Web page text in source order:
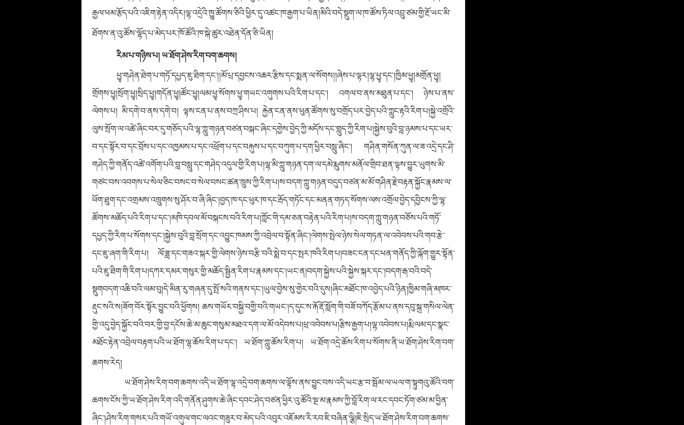
རྒྱལ་ཕམ་རྩོད་པའི་འཇིག་རྟེན་འདིར།ལྷ་འདྲེའི་ཁྱུ་ཚོགས་ཅིའི་ཕྱིར་དུ་འཚང་ཁ་རྒྱག་པ་ཡིན།མིའི་བདེ་སྡུག་ལ་ཁ་ཚོས་ཏིལ་འབྲུ་ཙམ་གྱི་རྔོ་ཡང་མི་
ཐོགས་ན་འུ་ཚོས་ལྷོད་པ་མེད་པར་ཁོ་ཚོའི་ཁ་སྐེ་ཚུར་འཐེན་དོན་ཅི་ཡིན།
རིམ་པ་གཉིས་པ། ཡ་ཐོག་ཤེས་རིག་བག་ཆགས།
ཕྱྭ་གཤེན་ཐེག་པ་གཏོ་དཔྱད་ཇུ་ཐིག་དང་།།མོ་པྲ་དབྱངས་འཆར་རྩིས་དང་སྨན་ལ་སོགས།།ཞེས་པ་ལྟར།ལྷ་ཕྱྭ་དང་།ཁྱིམ་ཕྱྭ།མགྲོན་ཕྱྭ།
གྲོགས་ཕྱྭ།སྲོག་ཕྱྭ།སྲིད་ཕྱྭ།གདོན་ཕྱྭ།ཚོང་ཕྱྭ།ལམ་ཕྱྭ་སོགས་ཕྱྭ་གཡང་འགུགས་པའི་རིག་པ་དང་། འགལ་བ་ནས་མཐུན་པ་དང་། ཉེས་པ་ནས་
ལེགས་པ། མི་དགེ་བ་ནས་དགེ་བ། ལྟས་ངན་པ་ནས་བཀྲ་ཤིས་པ། རྐྱེན་ངན་ནས་ཕུན་ཚོགས་སུ་བགྲོད་པར་བྱེད་པའི་ཀླུང་རྟའི་རིག་པ།སྐྱེ་འགྲོའི་
ལུས་སྲོག་ལ་འཚེ་ཞིང་བར་དུ་གཅོད་པའི་ལྷ་ཀླུ་གཉན་བཙན་བསྐང་ཞིང་དགྱེས་བྱེད་ཀྱི་མདོས་དང་གླུད་ཀྱི་རིག་པ།སྐྱེས་བུའི་བླ་ཉམས་པ་དང་ཡར་
བ་དང་སྟོར་བ་དང་བྲོས་པ་དང་འཁྱམས་པ་དང་འཕྲོག་པ་དང་བརྐུས་པ་དང་བཀུག་པ་དག་ཕྱིར་བསླུ་ཞིང་། གཤིན་གསོན་ཀུན་ལ་ཟ་འདྲེ་དང་ཤི་
གཤེད་ཀྱི་གནོད་འཚེ་འགོག་པའི་བླ་བསླུ་དང་གཤེད་འདུལ་གྱི་རིག་པ།ལྷ་མི་ཀླུ་གཉན་དག་ལ་དམེ་རྨུགས་མནོལ་གྲིབ་ཐན་ལྟས་བྱུར་ཡུགས་མི་
གཙང་བས་འབགས་པ་སེལ་ཅིང་བསང་བ་སེལ་བསང་ཚན་ཁྲུས་ཀྱི་རིག་པ།ས་བདག་ཀླུ་གཉན་བདུད་བཙན་མ་མོ་གཤིན་རྗེ་བརྟན་སྐྱོང་རྣམས་ལ་
ཕོག་ཐུག་དང་འགྲམས་འཁྲུགས་སུ་ཤོར་བ་ཞི་ཞིང་།བྱད་ཁ་དང་ཕུར་ཁ་དང་རྦོད་གཏོང་དང་མནན་གཏད་སོགས་ལས་འགྲོལ་བྱེད་དབྱིངས་ཀྱི་ལྷ་
ཚོགས་མཆོད་པའི་རིག་པ་དང་།མཁི་དབལ་མོ་བསྐངས་བའི་རིག་པ།ཀློང་གི་དམ་ཅན་བརྟེན་པའི་རིག་པ།ས་བདག་ཀླུ་གཉན་བཅོས་པའི་གཏོ་
དཔྱད་ཀྱི་རིག་པ་སོགས་དང་།སྐྱེས་བུའི་བླ་སྲོག་དང་འབྱུང་ཁམས་ཀྱི་འབྲེལ་བ་སྟོན་ཞིང་།ལེགས་སྤེལ་ཉེས་སེལ་གཏན་ལ་འབེབས་པའི་གབ་རྩེ་
དང་ཇུ་ཞག་གི་རིག་པ། ལོ་ཟླ་དང་གཟའ་སྐར་གྱི་ལེགས་ཉེས་བརྩི་བའི་སྨེ་བ་དང་སྤར་ཁའི་རིག་པ།བཟང་ངན་དང་ཕན་གནོད་ཀྱི་ལྐོག་གྱུར་སྟོན་
པའི་ཇུ་ཐིག་གི་རིག་པ།དཀར་དམར་གསུར་གྱི་མཆོད་སྦྱིན་རིག་པ་རྣམས་དང་།ཡང་ན།བདག་སྐྱེས་པའི་སྐྱེས་སྐར་དང་།བདག་རྒ་བའི་བདེ་
སྡུགབདག་འཆི་བའི་ལམ་བུ།དེ་མིན་རུ་གཞན་དུ་སྤོ་སའི་གནས་དང་།ཡུལ་བྱེས་སུ་གྱེར་བའི་དུས།ཞིང་མཐོང་ཁ་འབྱེད་པའི་ཉིན།ཁྱིམ་གཞི་མཁར་
རྡུང་སའི་ས།ཟོག་བོར་སྟོར་བྱུང་བའི་ཕྱོགས། ཆས་གཡོར་བསྐྱི་བགྱི་བའི་གཡང་།ད་དུང་ས་རྐོ་རྡོ་སློག་གི་བཟོ་བཀོད་རྩོམ་པ་ནས་དབུ་སྐྲ་གསིལ་ལེན་
གྱི་འདུ་བྱེད་སྐྱོང་བའི་བར་གྱི་བྱ་དངོས་ཆེ་མ་ཆུང་གསུམ་མཐའ་དག་ལ་མོ་འདེབས་པ།ཕྲ་འབེབས་པ།རྩིས་རྒྱག་པ།ལྷ་འབེབས་པ།རྨི་ལམ་དང་སྣང་
མཐོང་རྟེན་འབྲེལ་བརྟག་པའི་ཡ་ཐོག་ལྷ་ཆོས་རིག་པ་དང་། ཡ་ཐོག་ཀླུ་ཆོས་རིག་པ། ཡ་ཐོག་འདྲེ་ཆོས་རིག་པ་སོགས་ནི་ཡ་ཐོག་ཤེས་རིག་བག་
ཆགས་རེད།
ཡ་ཐོག་ཤེས་རིག་བག་ཆགས་འདི་ཡ་ཐོག་ལྷ་འདྲེ་བག་ཆགས་ལ་ལྟོས་ནས་བྱུང་བས་འདི་ཡང་རྩ་བ་སྦོམ་ལ་ཡལ་ག་སྟུགའུ་ཚོའི་བག་
ཆགས་ངོས་ཀྱི་ཡ་ཐོག་ཤེས་རིག་འདི་གནོན་ཤུགས་ཆེ་ཞིང་དབང་ཤེད་བཙན་ཕྱིར་འུ་ཚོའི་སྔ་མ་རྣམས་ཀྱི་བློ་རིག་ལ་རང་དབང་ཏོག་ཙམ་མ་བྱིན་
ཞིང་།ཤེས་རིག་གསར་པའི་གཡོ་འགུལ་གང་ལའང་གཟུར་བ་མེད་པའི་འབུར་འཇོམས་རི་རབ་ཇི་བཞིན་ལྕི།ཇི་སྲིད་ཡ་ཐོག་ཤེས་རིག་བག་ཆགས་